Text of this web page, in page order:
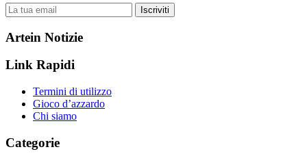
Iscriviti
Artein Notizie
Link Rapidi
Termini di utilizzo
Gioco d’azzardo
Chi siamo
Categorie